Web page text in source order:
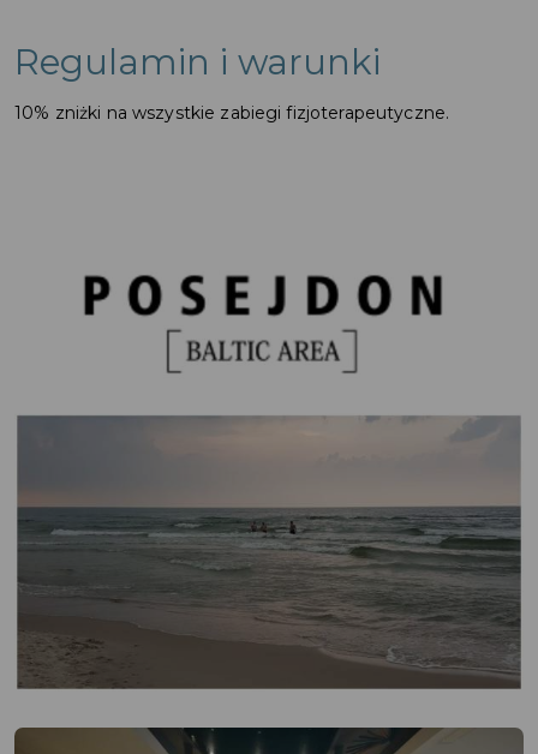
Regulamin i warunki
10% zniżki na wszystkie zabiegi fizjoterapeutyczne.